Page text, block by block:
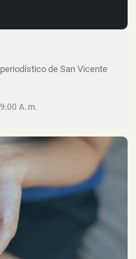
de San Vicente
A. M.